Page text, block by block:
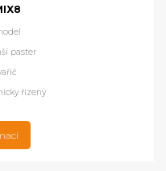
paster
řízený